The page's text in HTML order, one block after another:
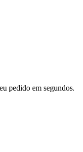
pedido em segundos.